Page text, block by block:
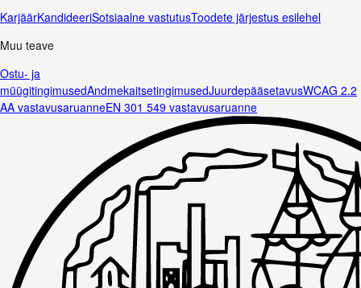
KarjäärKandideeriSotsiaalne vastutusToodete järjestus esilehel
Muu teave
Ostu- ja
müügitingimusedAndmekaitsetingimusedJuurdepääsetavusWCAG 2.2
AA vastavusaruanneEN 301 549 vastavusaruanne